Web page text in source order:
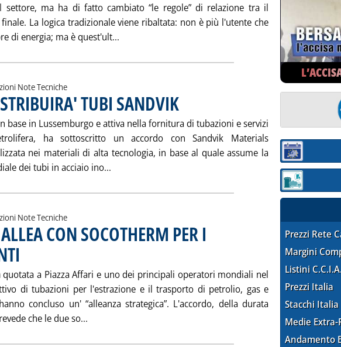
settore, ma ha di fatto cambiato “le regole” di relazione tra il
La logica tradizionale viene ribaltata: non è più l'utente che
di energia; ma è quest'ult... Leggi tutta la notizia: 'SERVICELAB (UNICREDITO)
Note Tecniche
TUBI SANDVIK. Pubblicata sabato 29 novembre 2003 alle 14.53.
base in Lussemburgo e attiva nella fornitura di tubazioni e servizi
ha sottoscritto un accordo con Sandvik Materials
nei materiali di alta tecnologia, in base al quale assume la
dei tubi in acciaio ino... Leggi tutta la notizia: 'TENARIS DISTRIBUIRA' TUBI
Note Tecniche
CON SOCOTHERM PER I
quotata a Piazza Affari e uno dei principali operatori mondiali nel
di tubazioni per l'estrazione e il trasporto di petrolio, gas e
concluso un' “alleanza strategica”. L'accordo, della durata
che le due so... Leggi tutta la notizia: 'TENARIS SI ALLEA CON SOCOTHERM
Sezione:
Sezione:
Prezzi Rete
Margini
Listini
Prezzi Italia
Stacchi Italia
Medie Extra-
Andamento